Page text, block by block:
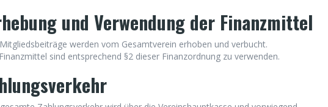
und Verwendung der Finanzmittel
werden vom Gesamtverein erhoben und verbucht.
sind entsprechend §2 dieser Finanzordnung zu verwenden.